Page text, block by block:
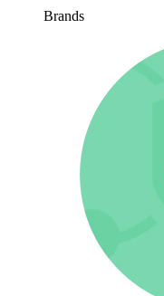
Brands